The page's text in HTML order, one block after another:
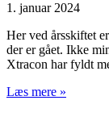
1. januar 2024
Her ved årsskiftet
der er gået. Ikke
Xtracon har fyldt
Læs mere »